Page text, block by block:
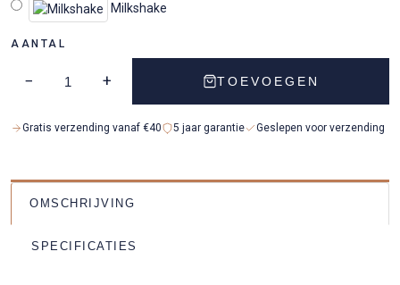
Milkshake
AANTAL
− + TOEVOEGEN
Gratis verzending vanaf €40 5 jaar garantie Geslepen voor verzending
OMSCHRIJVING
SPECIFICATIES